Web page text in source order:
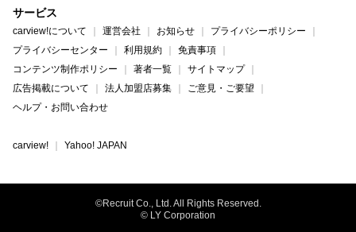
サービス
carview!について 運営会社 お知らせ
プライバシーポリシー
プライバシーセンター
利用規約
免責事項
コンテンツ制作ポリシー
著者一覧
サイトマップ
広告掲載について
法人加盟店募集
ご意見・ご要望
ヘルプ・お問い合わせ
carview! Yahoo! JAPAN
©Recruit Co., Ltd. All Rights Reserved.
© LY Corporation